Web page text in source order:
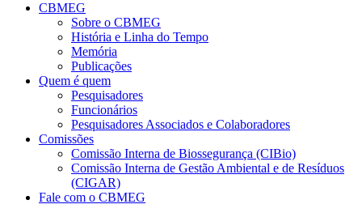
CBMEG
Sobre o CBMEG
História e Linha do Tempo
Memória
Publicações
Quem é quem
Pesquisadores
Funcionários
Pesquisadores Associados e Colaboradores
Comissões
Comissão Interna de Biossegurança (CIBio)
Comissão Interna de Gestão Ambiental e de Resíduos
(CIGAR)
Fale com o CBMEG